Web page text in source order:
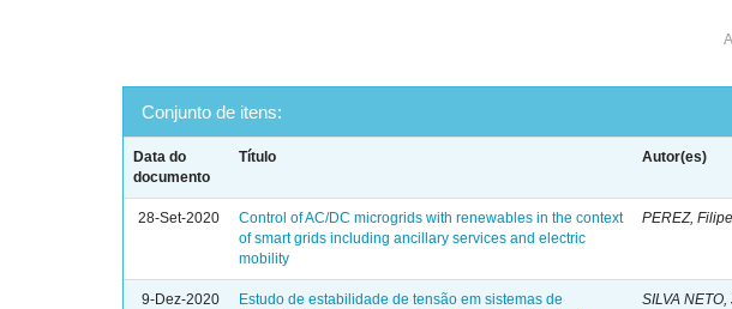
Conjunto de itens:
Data do
documento
Título Autor(es)
28-Set-2020
Control of AC/DC microgrids with renewables in the context
of smart grids including ancillary services and electric
mobility
PEREZ, Filipe
9-Dez-2020
Estudo de estabilidade de tensão em sistemas de
SILVA